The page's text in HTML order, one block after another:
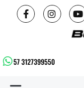
57 3127399550